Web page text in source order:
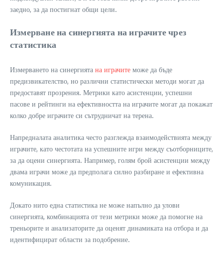
заедно, за да постигнат общи цели.
Измерване на синергията на играчите чрез
статистика
Измерването на синергията на играчите може да бъде
предизвикателство, но различни статистически методи могат да
предоставят прозрения. Метрики като асистенции, успешни
пасове и рейтинги на ефективността на играчите могат да покажат
колко добре играчите си сътрудничат на терена.
Напредналата аналитика често разглежда взаимодействията между
играчите, като честотата на успешните игри между съотборниците,
за да оцени синергията. Например, голям брой асистенции между
двама играчи може да предполага силно разбиране и ефективна
комуникация.
Докато нито една статистика не може напълно да улови
синергията, комбинацията от тези метрики може да помогне на
треньорите и анализаторите да оценят динамиката на отбора и да
идентифицират области за подобрение.